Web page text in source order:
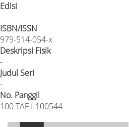
Edisi
-
ISBN/ISSN
979-514-054-x
Deskripsi Fisik
-
Judul Seri
-
No. Panggil
100 TAF f 100544